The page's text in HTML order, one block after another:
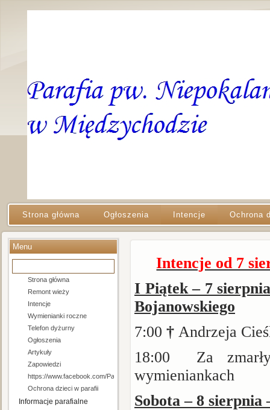
Strona główna Ogłoszenia Intencje Ochrona
Menu
Strona główna
Remont wieży
Intencje
Wymienianki roczne
Telefon dyżurny
Ogłoszenia
Artykuły
Zapowiedzi
https://www.facebook.com/Parafia-pw-Niepokalanego-Serca-Maryi-w-
Ochrona dzieci w parafii
Informacje parafialne
Intencje od 7
I Piątek – 7 sierpnia
Bojanowskiego
7:00 † Andrzeja
18:00
Za
wymieniankach
Sobota – 8